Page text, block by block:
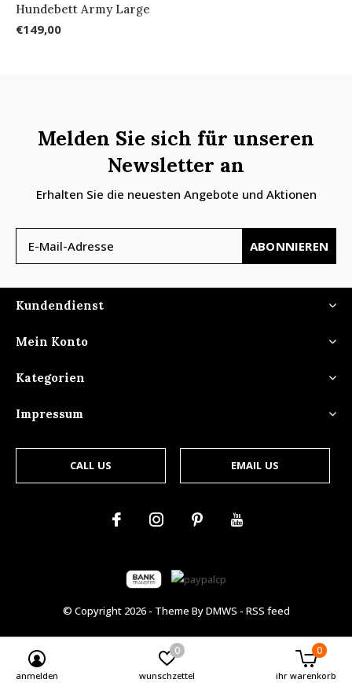
Hundebett Army Large
€149,00
Melden Sie sich für unseren
Newsletter an
Erhalten Sie die neuesten Angebote und Aktionen
ABONNIEREN
Kundendienst
Mein Konto
Kategorien
Impressum
CALL US EMAIL US
© Copyright 2026- Theme ByDMWS - RSS feed
anmelden wunschzettel
0
ihr warenkorb
0